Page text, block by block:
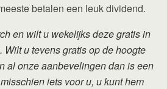
betalen een leuk dividend.
en wilt u wekelijks deze gratis in
Wilt u tevens gratis op de hoogte
al onze aanbevelingen dan is een
iets voor u, u kunt hem